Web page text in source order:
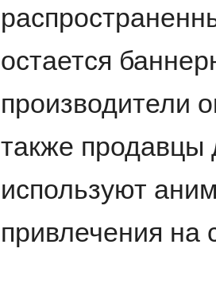
остается
производители
также продавцы
используют
привлечения на